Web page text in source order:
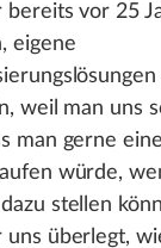
bereits vor 25
eigene
weil man uns
man gerne
würde,
stellen
uns überlegt,